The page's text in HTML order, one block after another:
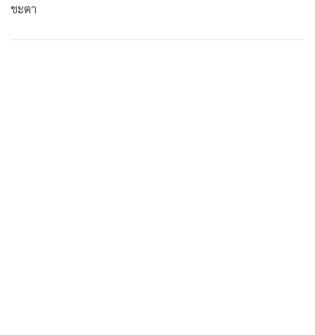
ชะตา